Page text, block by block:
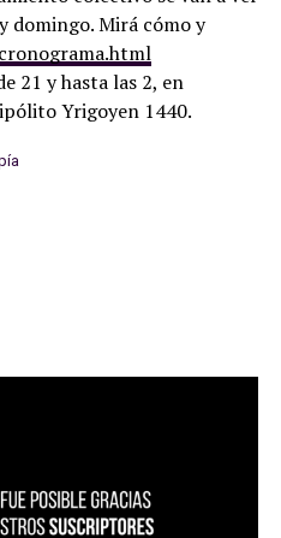
domingo. Mirá cómo y
21 y hasta las 2, en
Yrigoyen 1440.